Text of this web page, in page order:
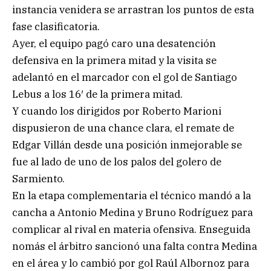
instancia venidera se arrastran los puntos de esta
fase clasificatoria.
Ayer, el equipo pagó caro una desatención
defensiva en la primera mitad y la visita se
adelantó en el marcador con el gol de Santiago
Lebus a los 16′ de la primera mitad.
Y cuando los dirigidos por Roberto Marioni
dispusieron de una chance clara, el remate de
Edgar Villán desde una posición inmejorable se
fue al lado de uno de los palos del golero de
Sarmiento.
En la etapa complementaria el técnico mandó a la
cancha a Antonio Medina y Bruno Rodríguez para
complicar al rival en materia ofensiva. Enseguida
nomás el árbitro sancionó una falta contra Medina
en el área y lo cambió por gol Raúl Albornoz para